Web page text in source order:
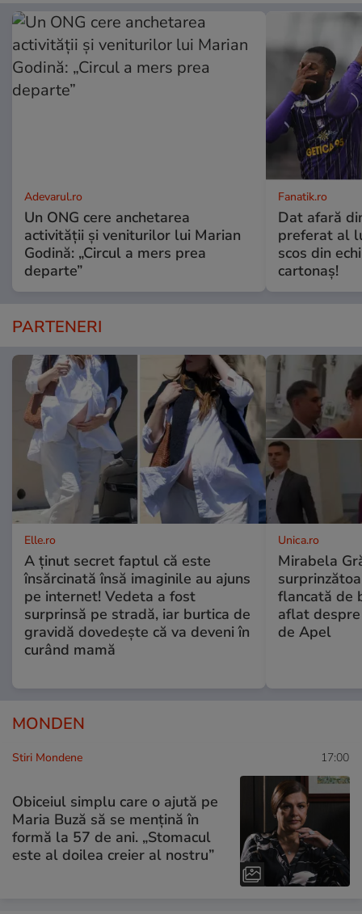
Adevarul.ro
Un ONG cere anchetarea
activității și veniturilor lui Marian
Godină: „Circul a mers prea
departe”
Fanatik.ro
Dat afară
preferat al
scos din
cartonaş!
PARTENERI
Elle.ro
A ținut secret faptul că este
însărcinată însă imaginile au ajuns
pe internet! Vedeta a fost
surprinsă pe stradă, iar burtica de
gravidă dovedește că va deveni în
curând mamă
Unica.ro
Mirabela
flancată de
aflat
de Apel
MONDEN
Stiri Mondene 17:00
Obiceiul simplu care o ajută pe
Maria Buză să se mențină în
formă la 57 de ani. „Stomacul
este al doilea creier al nostru”